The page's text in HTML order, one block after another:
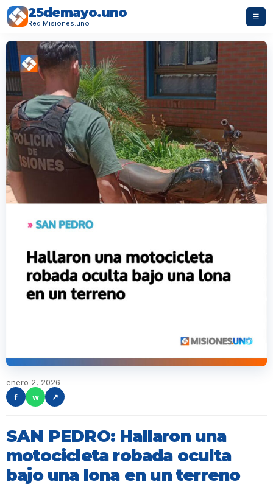
25demayo.uno
Red Misiones.uno
☰
enero 2, 2026
f
w ↗
SAN PEDRO: Hallaron una
motocicleta robada oculta
bajo una lona en un terreno